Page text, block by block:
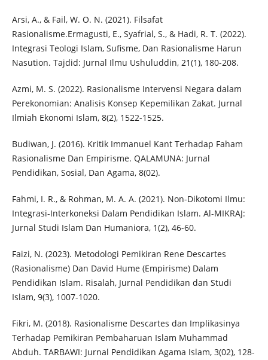
Arsi, A., & Fail, W. O. N. (2021). Filsafat
Rasionalisme.Ermagusti, E., Syafrial, S., & Hadi, R. T. (2022).
Integrasi Teologi Islam, Sufisme, Dan Rasionalisme Harun
Nasution. Tajdid: Jurnal Ilmu Ushuluddin, 21(1), 180-208.
Azmi, M. S. (2022). Rasionalisme Intervensi Negara dalam
Perekonomian: Analisis Konsep Kepemilikan Zakat. Jurnal
Ilmiah Ekonomi Islam, 8(2), 1522-1525.
Budiwan, J. (2016). Kritik Immanuel Kant Terhadap Faham
Rasionalisme Dan Empirisme. QALAMUNA: Jurnal
Pendidikan, Sosial, Dan Agama, 8(02).
Fahmi, I. R., & Rohman, M. A. A. (2021). Non-Dikotomi Ilmu:
Integrasi-Interkoneksi Dalam Pendidikan Islam. Al-MIKRAJ:
Jurnal Studi Islam Dan Humaniora, 1(2), 46-60.
Faizi, N. (2023). Metodologi Pemikiran Rene Descartes
(Rasionalisme) Dan David Hume (Empirisme) Dalam
Pendidikan Islam. Risalah, Jurnal Pendidikan dan Studi
Islam, 9(3), 1007-1020.
Fikri, M. (2018). Rasionalisme Descartes dan Implikasinya
Terhadap Pemikiran Pembaharuan Islam Muhammad
Abduh. TARBAWI: Jurnal Pendidikan Agama Islam, 3(02), 128-